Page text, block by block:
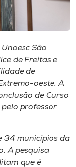
São
de Freitas e
de
oeste. A
de Curso
pelo professor
34 municípios da
A pesquisa
que é